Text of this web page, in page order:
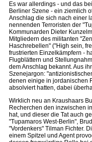
Es war allerdings - und das
Berliner Szene - ein ziemlich
Anschlag die sich nach einer
nennenden Terroristen der
Kommunarden Dieter
Mitgliedern des militanten
Haschrebellen" ("High sein,
frustrierten Einzelkämpfern -
Flugblättern und
dem Anschlag bekannt. Aus
Szenejargon:
denen einige in jordanischen
absolviert hatten, dabei
Wirklich neu an Kraushaars
Recherchen den inzwischen
hat, und dieser die Tat auch
"Tupamaros West-Berlin",
"Vordenkers" Tilman Fichter.
einem Spitzel und Agent